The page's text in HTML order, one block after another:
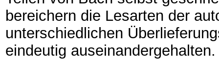
bereichern die Lesarten der
unterschiedlichen
eindeutig auseinandergehalten.